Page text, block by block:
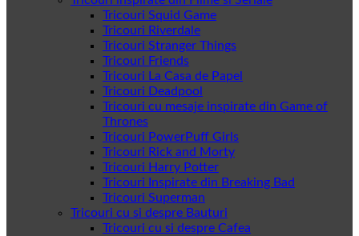
Tricouri Squid Game
Tricouri Riverdale
Tricouri Stranger Things
Tricouri Friends
Tricouri La Casa de Papel
Tricouri Deadpool
Tricouri cu mesaje inspirate din Game of
Thrones
Tricouri PowerPuff Girls
Tricouri Rick and Morty
Tricouri Harry Potter
Tricouri Inspirate din Breaking Bad
Tricouri Superman
Tricouri cu si despre Bauturi
Tricouri cu si despre Cafea